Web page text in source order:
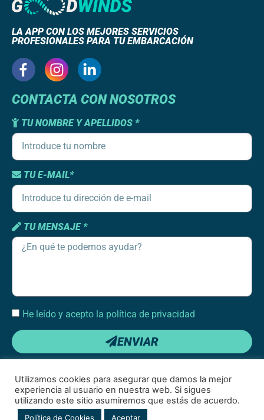
LA APP CON LOS MEJORES SERVICIOS
PROFESIONALES PARA TU EMBARCACIÓN
CONTACTA CON NOSOTROS
TU NOMBRE Y APELLIDOS *
TU E-MAIL*
TU MENSAJE *
He leído y acepto la política de privacidad
ENVIAR
Condiciones de uso|Política de cookies|
Utilizamos cookies para asegurar que damos la mejor
experiencia al usuario en nuestra web. Si sigues
utilizando este sitio asumiremos que estás de acuerdo.
Política de Cookies Aceptar